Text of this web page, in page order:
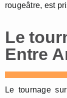
rougeâtre, est
Le
Entre
Le tournage